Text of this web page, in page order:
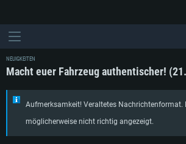
NEUIGKEITEN
Macht euer Fahrzeug authentischer!
Aufmerksamkeit! Veraltetes Nachrichtenformat.
möglicherweise nicht richtig angezeigt.